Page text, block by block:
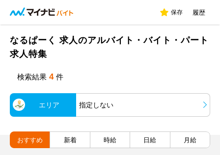
保存 履歴
なるぱーく 求人のアルバイト・バイト・パート
求人特集
検索結果 4 件
エリア 指定しない
おすすめ 新着 時給 日給 月給